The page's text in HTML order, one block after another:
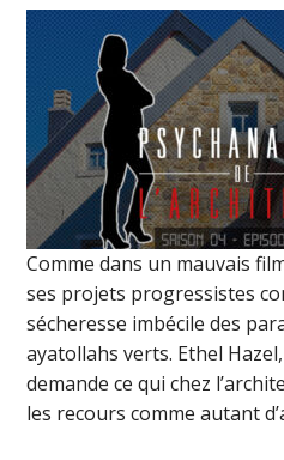
Comme dans un mauvais
ses projets progressistes
sécheresse imbécile des
ayatollahs verts. Ethel
demande ce qui chez
les recours comme autant